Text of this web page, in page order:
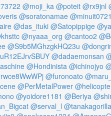
@moji_ka @poteit @rx9jnl
@soratonamae @minuit0721
@das_ituki @Satopippige
@nyaaa_org @cantoo2
@S9b5MGhzgkHQ23u
@dadaemonsan
@Hondinista @ichinojyo
@furonoato
@PerMetalPower
@yoidore1181 @Beriya
@serval_l